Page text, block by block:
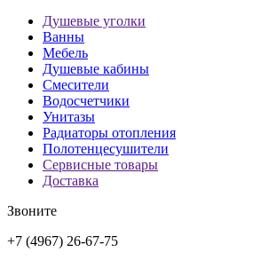
Душевые уголки
Ванны
Мебель
Душевые кабины
Смесители
Водосчетчики
Унитазы
Радиаторы отопления
Полотенцесушители
Сервисные товары
Доставка
Звоните
+7 (4967) 26-67-75